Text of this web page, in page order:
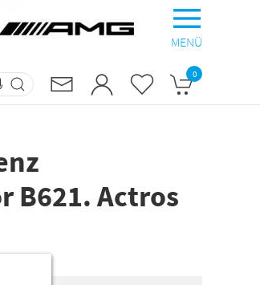
MENÜ
0
B621. Actros